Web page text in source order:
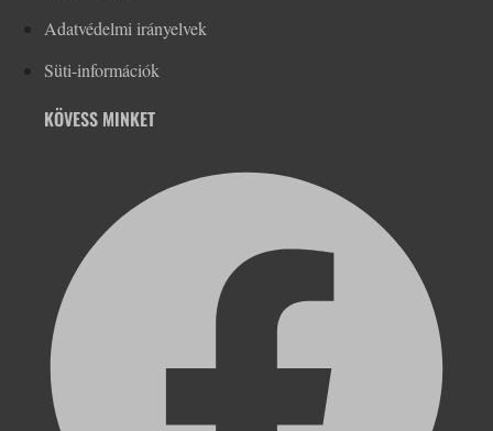
Adatvédelmi irányelvek
Süti-információk
KÖVESS MINKET